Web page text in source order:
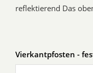
reflektierend Das
Vierkantpfosten -